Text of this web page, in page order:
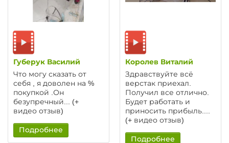
Губерук Василий
Что могу сказать от
себя , я доволен на %
покупкой .Он
безупречный... (+
видео отзыв)
Подробнее
Королев Виталий
Здравствуйте всё
верстак приехал.
Получил все отлично.
Будет работать и
приносить прибыль....
(+ видео отзыв)
Подробнее